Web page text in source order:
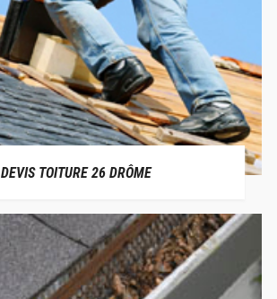
DEVIS TOITURE 26 DRÔME